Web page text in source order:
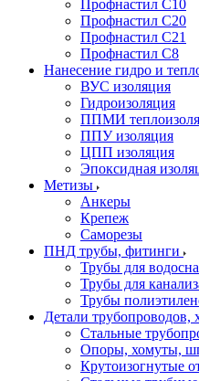
Профнастил С10
Профнастил С20
Профнастил С21
Профнастил С8
Нанесение гидро и
ВУС изоляция
Гидроизоляция
ППМИ
ППУ изоляция
ЦПП изоляция
Эпоксидная
Метизы
Анкеры
Крепеж
Саморезы
ПНД трубы, фитинги
Трубы для
Трубы для
Трубы
Детали трубопроводов,
Стальные
Опоры, хомуты,
Крутоизогнутые